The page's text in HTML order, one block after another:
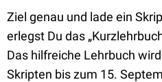
Ziel genau und lade ein
erlegst Du das
Das hilfreiche Lehrbuch
Skripten bis zum 15.